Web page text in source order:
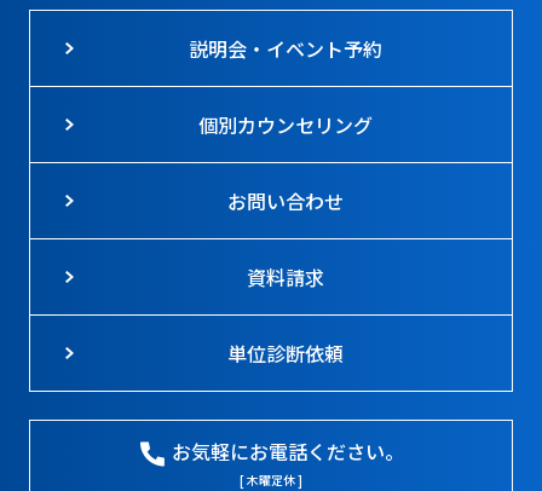
説明会・イベント予約
個別カウンセリング
お問い合わせ
資料請求
単位診断依頼
お気軽にお電話ください。
[ 木曜定休 ]